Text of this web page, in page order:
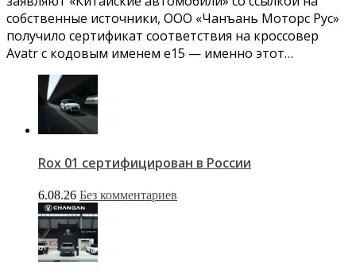
собственные источники, ООО «Чанъань Моторс Рус»
получило сертификат соответствия на кроссовер
Avatr с кодовым именем e15 — именно этот…
Rox 01 сертифицировaн в России
6.08.26 Без комментариев